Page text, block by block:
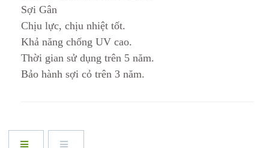
Sợi Gân
Chịu lực, chịu nhiệt tốt.
Khả năng chống UV cao.
Thời gian sử dụng trên 5 năm.
Bảo hành sợi cỏ trên 3 năm.